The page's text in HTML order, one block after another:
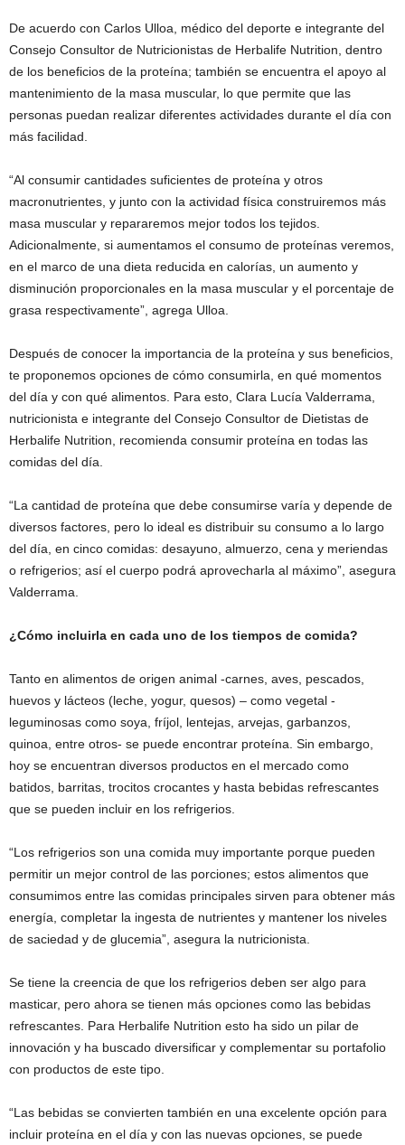
De acuerdo con Carlos Ulloa, médico del deporte e integrante del
Consejo Consultor de Nutricionistas de Herbalife Nutrition, dentro
de los beneficios de la proteína; también se encuentra el apoyo al
mantenimiento de la masa muscular, lo que permite que las
personas puedan realizar diferentes actividades durante el día con
más facilidad.
“Al consumir cantidades suficientes de proteína y otros
macronutrientes, y junto con la actividad física construiremos más
masa muscular y repararemos mejor todos los tejidos.
Adicionalmente, si aumentamos el consumo de proteínas veremos,
en el marco de una dieta reducida en calorías, un aumento y
disminución proporcionales en la masa muscular y el porcentaje de
grasa respectivamente”, agrega Ulloa.
Después de conocer la importancia de la proteína y sus beneficios,
te proponemos opciones de cómo consumirla, en qué momentos
del día y con qué alimentos. Para esto, Clara Lucía Valderrama,
nutricionista e integrante del Consejo Consultor de Dietistas de
Herbalife Nutrition, recomienda consumir proteína en todas las
comidas del día.
“La cantidad de proteína que debe consumirse varía y depende de
diversos factores, pero lo ideal es distribuir su consumo a lo largo
del día, en cinco comidas: desayuno, almuerzo, cena y meriendas
o refrigerios; así el cuerpo podrá aprovecharla al máximo”, asegura
Valderrama.
¿Cómo incluirla en cada uno de los tiempos de comida?
Tanto en alimentos de origen animal -carnes, aves, pescados,
huevos y lácteos (leche, yogur, quesos) – como vegetal -
leguminosas como soya, fríjol, lentejas, arvejas, garbanzos,
quinoa, entre otros- se puede encontrar proteína. Sin embargo,
hoy se encuentran diversos productos en el mercado como
batidos, barritas, trocitos crocantes y hasta bebidas refrescantes
que se pueden incluir en los refrigerios.
“Los refrigerios son una comida muy importante porque pueden
permitir un mejor control de las porciones; estos alimentos que
consumimos entre las comidas principales sirven para obtener más
energía, completar la ingesta de nutrientes y mantener los niveles
de saciedad y de glucemia”, asegura la nutricionista.
Se tiene la creencia de que los refrigerios deben ser algo para
masticar, pero ahora se tienen más opciones como las bebidas
refrescantes. Para Herbalife Nutrition esto ha sido un pilar de
innovación y ha buscado diversificar y complementar su portafolio
con productos de este tipo.
“Las bebidas se convierten también en una excelente opción para
incluir proteína en el día y con las nuevas opciones, se puede